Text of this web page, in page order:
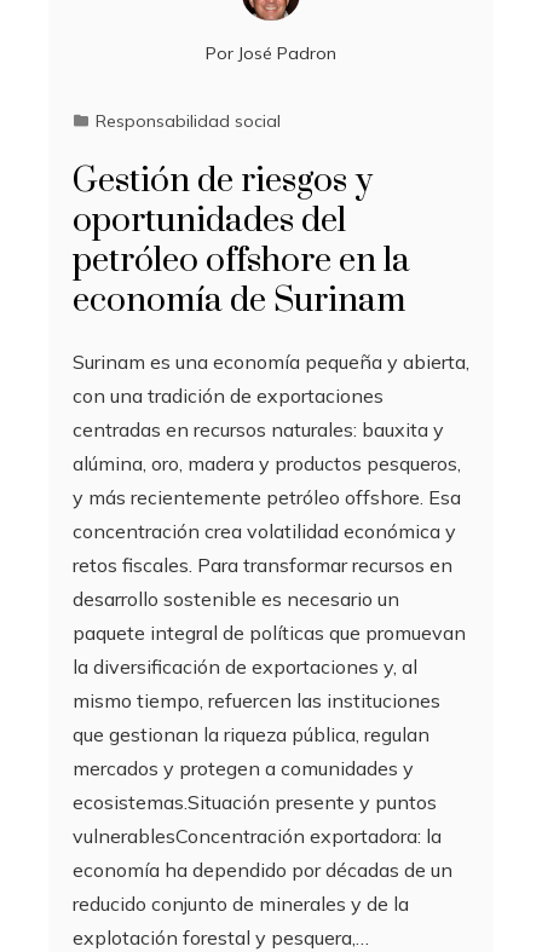
Por José Padron
Responsabilidad social
Gestión de riesgos y
oportunidades del
petróleo offshore en la
economía de Surinam
Surinam es una economía pequeña y abierta,
con una tradición de exportaciones
centradas en recursos naturales: bauxita y
alúmina, oro, madera y productos pesqueros,
y más recientemente petróleo offshore. Esa
concentración crea volatilidad económica y
retos fiscales. Para transformar recursos en
desarrollo sostenible es necesario un
paquete integral de políticas que promuevan
la diversificación de exportaciones y, al
mismo tiempo, refuercen las instituciones
que gestionan la riqueza pública, regulan
mercados y protegen a comunidades y
ecosistemas.Situación presente y puntos
vulnerablesConcentración exportadora: la
economía ha dependido por décadas de un
reducido conjunto de minerales y de la
explotación forestal y pesquera,…